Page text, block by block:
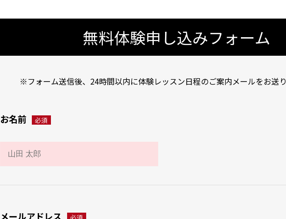
無料体験申し込みフォーム
※フォーム送信後、24時間以内に体験レッスン日程のご案内メールをお送り
お名前 必須
メールアドレス 必須